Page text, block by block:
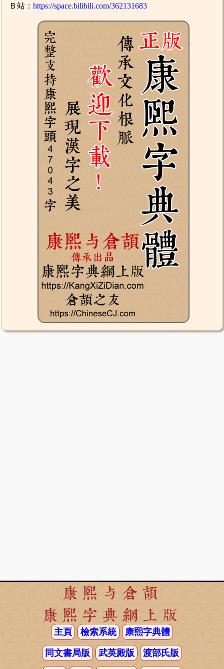
Ｂ站：https://space.bilibili.com/362131683
康熙与倉頡
康熙字典網上版
主頁 檢索系統 康熙字典體
同文書局版 武英殿版 渡部氏版